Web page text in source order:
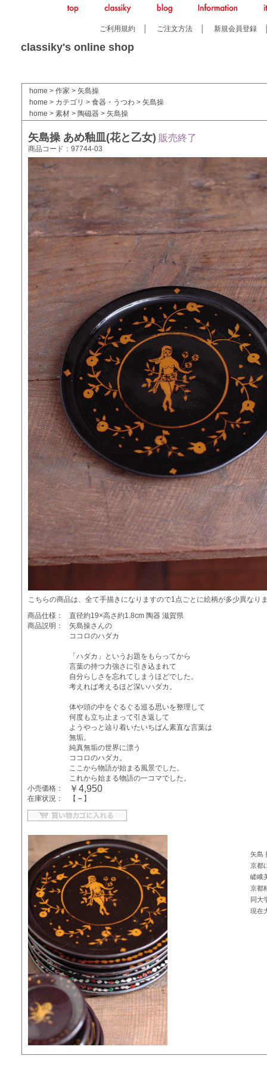
ご利用規約 ご注文方法 新規会員登録
classiky's online shop
home > 作家 > 矢島操
home > カテゴリ > 食器・うつわ > 矢島操
home > 素材 > 陶磁器 > 矢島操
矢島操 あめ釉皿(花と乙女) 販売終了
商品コード：97744-03
こちらの商品は、全て手描きになりますので1点ごとに絵柄が多少異なり
商品仕様：
直径約19×高さ約1.8cm 陶器 滋賀県
商品説明：
矢島操さんの
ココロのハダカ
「ハダカ」というお題をもらってから
言葉の持つ力強さに引き込まれて
自分らしさを忘れてしまうほどでした。
考えれば考えるほど深いハダカ。
体や頭の中をぐるぐる巡る思いを整理して
何度も立ち止まって引き返して
ようやっと辿り着いたいちばん素直な言葉は
無垢。
純真無垢の世界に漂う
ココロのハダカ。
ここから物語が始まる風景でした。
これから始まる物語の一コマでした。
小売価格：
￥4,950
在庫状況： 【 － 】
矢島
京都
嵯峨
京都
同大
現在